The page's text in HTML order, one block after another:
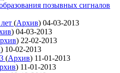
позывных сигналов
(Архив) 04-03-2013
) 04-03-2013
) 22-02-2013
) 10-02-2013
(Архив) 11-01-2013
) 11-01-2013